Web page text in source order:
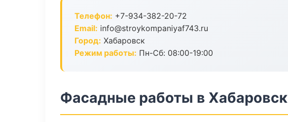
Телефон: +7-934-382-20-72
Email: info@stroykompaniyaf743.ru
Город: Хабаровск
Режим работы: Пн-Сб: 08:00-19:00
Фасадные работы в Хабаровск